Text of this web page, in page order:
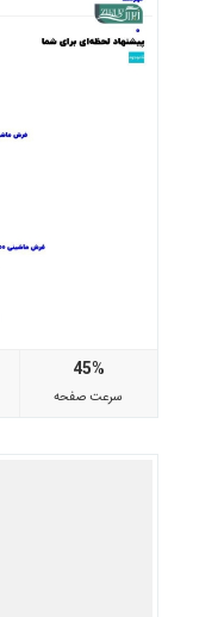
45%
سرعت صفحه